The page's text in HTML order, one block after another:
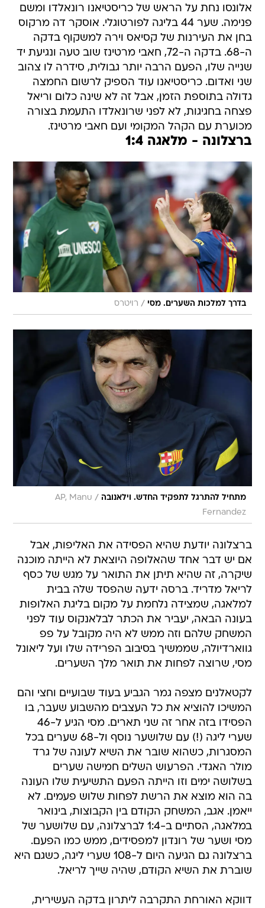
אלונסו נחת על הראש של כריסטיאנו רונאלדו ומשם
פנימה. שער 44 בליגה לפורטוגלי. אוסקר דה מרקוס
בחן את העירנות של קסיאס וירה למשקוף בדקה
ה-68. בדקה ה-72, חאבי מרטינז שוב טעה ונגיעת יד
שנייה שלו, הפעם הרבה יותר גבולית, סידרה לו צהוב
שני ואדום. כריסטיאנו עוד הספיק לרשום החמצה
גדולה בתוספת הזמן, אבל זה לא שינה כלום וריאל
פצחה בחגיגות, לא לפני שרונאלדו התעמת בצורה
מכוערת עם הקהל המקומי ועם חאבי מרטינז.
ברצלונה - מלאגה 1:4
בדרך למלכות השערים. מסי / רויטרס
מתחיל להתרגל לתפקיד החדש. וילאנובה /
AP, Manu
Fernandez
ברצלונה יודעת שהיא הפסידה את האליפות, אבל
אם יש דבר אחד שהאלופה היוצאת לא הייתה מוכנה
שיקרה, זה שהיא תיתן את התואר על מגש של כסף
לריאל מדריד. ברסה ידעה שהפסד שלה בבית
למלאגה, שמצידה נלחמת על מקום בליגת האלופות
בעונה הבאה, יעביר את הכתר לבלאנקוס עוד לפני
המשחק שלהם וזה ממש לא היה מקובל על פפ
גווארדיולה, שממשיך בסיבוב הפרידה שלו ועל ליאונל
מסי, שרוצה לפחות את תואר מלך השערים.
לקטאלנים מצפה גמר הגביע בעוד שבועיים וחצי והם
המשיכו להוציא את כל העצבים מהשבוע שעבר, בו
הפסידו בזה אחר זה שני תארים. מסי הגיע ל-46
שערי ליגה (!) עם שלושער נוסף ול-68 שערים בכל
המסגרות, כשהוא שובר את השיא לעונה של גרד
מולר האגדי. הפרעוש השלים חמישה שערים
בשלושה ימים וזו הייתה הפעם התשיעית שלו העונה
בה הוא מוצא את הרשת לפחות שלוש פעמים. לא
ייאמן. אגב, המשחק הקודם בין הקבוצות, בינואר
במלאגה, הסתיים ב-1:4 לברצלונה, עם שלושער של
מסי ושער של רונדון למפסידים, ממש כמו הפעם.
ברצלונה גם הגיעה היום ל-108 שערי ליגה, כשגם היא
שוברת את השיא הקודם, שהיה שייך לריאל.
דווקא האורחת התקרבה ליתרון בדקה העשירית,